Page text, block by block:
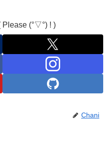
(°▽°) ! )
Chani